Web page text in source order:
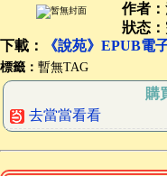
作者：
狀态：
下載：
《說苑》EPUB電
標籤： 暫無TAG
購
去當當看看